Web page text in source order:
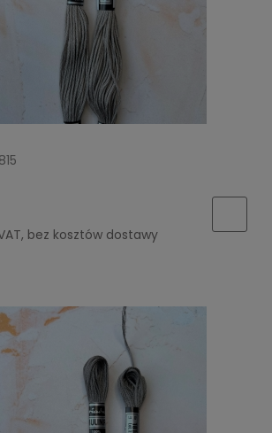
bez kosztów dostawy